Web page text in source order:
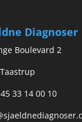
Diagnoser
Boulevard 2
33 14 00 10